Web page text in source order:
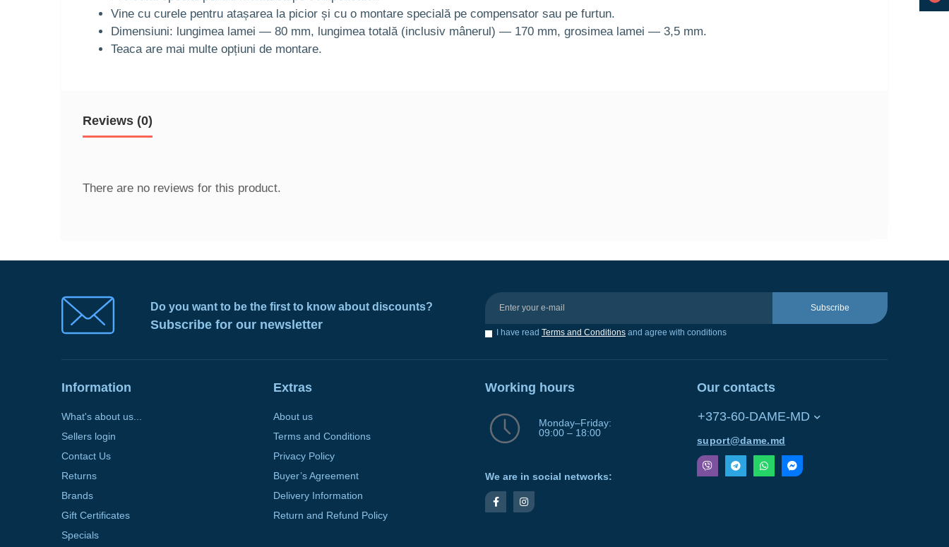
Vine cu curele pentru atașarea la picior și cu o montare specială pe compensator sau pe furtun.
Dimensiuni: lungimea lamei — 80 mm, lungimea totală (inclusiv mânerul) — 170 mm, grosimea lamei — 3,5 mm.
Teaca are mai multe opțiuni de montare.
Reviews (0)
There are no reviews for this product.
Do you want to be the first to know about discounts?
Subscribe for our newsletter
Subscribe
I have read Terms and Conditions and agree with conditions
Information
What's about us...
Sellers login
Contact Us
Returns
Brands
Gift Certificates
Specials
Extras
About us
Terms and Conditions
Privacy Policy
Buyer’s Agreement
Delivery Information
Return and Refund Policy
Working hours
Monday–Friday:
09:00 – 18:00
We are in social networks:
Our contacts
+373-60-DAME-MD
suport@dame.md